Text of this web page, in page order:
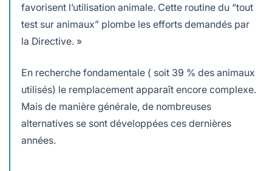
favorisent l’utilisation animale. Cette routine du “tout
test sur animaux” plombe les efforts demandés par
la Directive. »
En recherche fondamentale ( soit 39 % des animaux
utilisés) le remplacement apparaît encore complexe.
Mais de manière générale, de nombreuses
alternatives se sont développées ces dernières
années.